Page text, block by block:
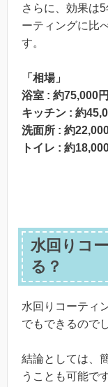
さらに、効果は
ーティングに比
す。
「相場」
浴室 : 約75,000円
キッチン : 約
洗面所 : 約
トイレ : 約
水回りコ
る？
水回りコーティ
でもできるので
結論としては、
うことも可能で